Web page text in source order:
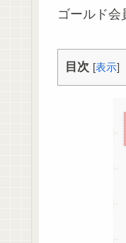
ゴールド会
目次 [表示]